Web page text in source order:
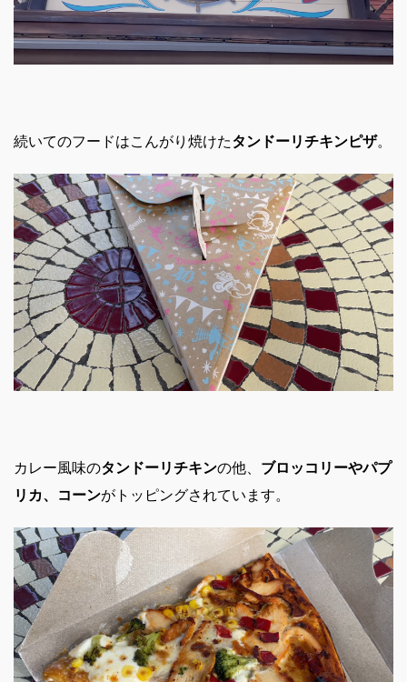
続いてのフードはこんがり焼けたタンドーリチキンピザ。
カレー風味のタンドーリチキンの他、 ブロッコリーやパプ
リカ、コーンがトッピングされています。